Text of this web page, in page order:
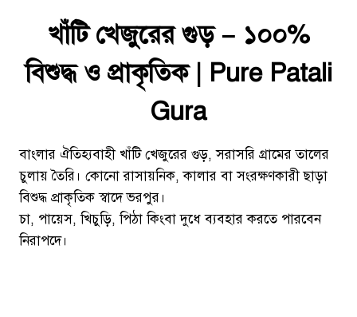
খাঁটি খেজুরের গুড় – ১০০%
বিশুদ্ধ ও প্রাকৃতিক | Pure Patali
Gura
বাংলার ঐতিহ্যবাহী খাঁটি খেজুরের গুড়, সরাসরি গ্রামের তালের
চুলায় তৈরি। কোনো রাসায়নিক, কালার বা সংরক্ষণকারী ছাড়া
বিশুদ্ধ প্রাকৃতিক স্বাদে ভরপুর।
চা, পায়েস, খিচুড়ি, পিঠা কিংবা দুধে ব্যবহার করতে পারবেন
নিরাপদে।